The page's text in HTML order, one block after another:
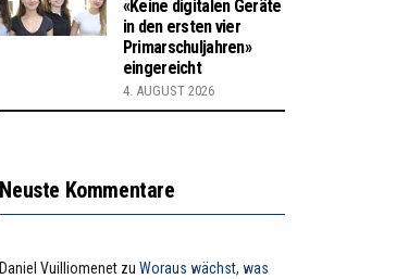
«Keine digitalen Geräte
in den ersten vier
Primarschuljahren»
eingereicht
4. AUGUST 2026
Neuste Kommentare
Daniel Vuilliomenet zuWoraus wächst, was